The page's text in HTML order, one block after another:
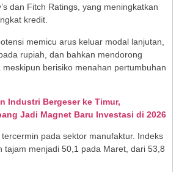
dan Fitch Ratings, yang meningkatkan
kredit.
memicu arus keluar modal lanjutan,
rupiah, dan bahkan mendorong
berisiko menahan pertumbuhan
Industri Bergeser ke Timur,
Jadi Magnet Baru Investasi di 2026
pada sektor manufaktur. Indeks
tajam menjadi 50,1 pada Maret, dari 53,8